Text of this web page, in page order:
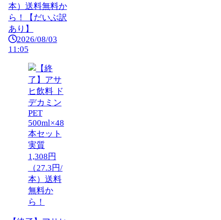
本）送料無料か
ら！【だいぶ訳
あり】
2026/08/03
11:05